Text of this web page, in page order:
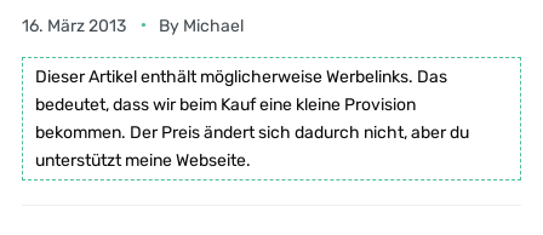
16. März 2013 By Michael
Dieser Artikel enthält möglicherweise Werbelinks. Das
bedeutet, dass wir beim Kauf eine kleine Provision
bekommen. Der Preis ändert sich dadurch nicht, aber du
unterstützt meine Webseite.